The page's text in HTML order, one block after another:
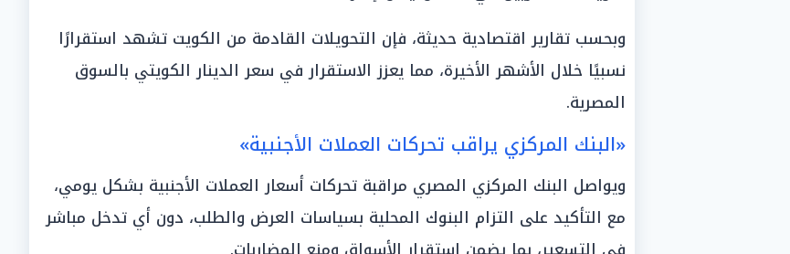
وبحسب تقارير اقتصادية حديثة، فإن التحويلات القادمة من الكويت تشهد استقرارًا
نسبيًا خلال الأشهر الأخيرة، مما يعزز الاستقرار في سعر الدينار الكويتي بالسوق
المصرية.
«البنك المركزي يراقب تحركات العملات الأجنبية»
ويواصل البنك المركزي المصري مراقبة تحركات أسعار العملات الأجنبية بشكل يومي،
مع التأكيد على التزام البنوك المحلية بسياسات العرض والطلب، دون أي تدخل مباشر